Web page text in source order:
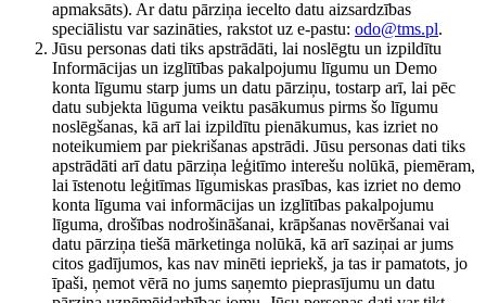
apmaksāts). Ar datu pārziņa iecelto datu aizsardzības
speciālistu var sazināties, rakstot uz e-pastu: odo@tms.pl.
Jūsu personas dati tiks apstrādāti, lai noslēgtu un izpildītu
Informācijas un izglītības pakalpojumu līgumu un Demo
konta līgumu starp jums un datu pārziņu, tostarp arī, lai pēc
datu subjekta lūguma veiktu pasākumus pirms šo līgumu
noslēgšanas, kā arī lai izpildītu pienākumus, kas izriet no
noteikumiem par piekrišanas apstrādi. Jūsu personas dati tiks
apstrādāti arī datu pārziņa leģitīmo interešu nolūkā, piemēram,
lai īstenotu leģitīmas līgumiskas prasības, kas izriet no demo
konta līguma vai informācijas un izglītības pakalpojumu
līguma, drošības nodrošināšanai, krāpšanas novēršanai vai
datu pārziņa tiešā mārketinga nolūkā, kā arī saziņai ar jums
citos gadījumos, kas nav minēti iepriekš, ja tas ir pamatots, jo
īpaši, ņemot vērā no jums saņemto pieprasījumu un datu